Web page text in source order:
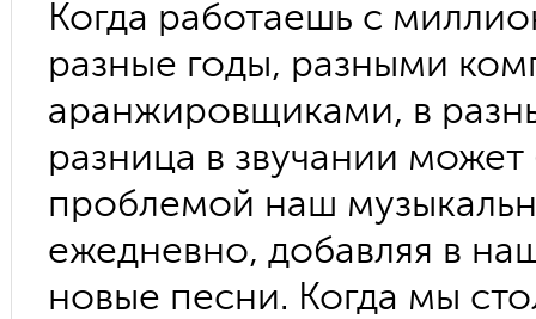
Когда работаешь с
разные годы, разными
аранжировщиками, в
разница в звучании
проблемой наш
ежедневно, добавляя в
новые песни. Когда мы